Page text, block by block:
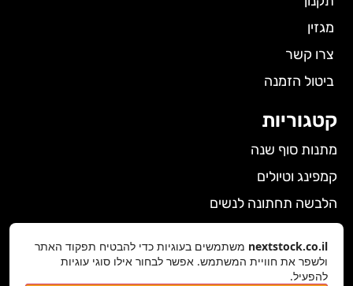
מגזין
צרו קשר
ביטול הזמנה
קטגוריות
מתנות סוף שנה
קמפינג וטיולים
הלבשה תחתונה לנשים
פרטי התקשרות
nextstock.co.il משתמשים בעוגיות כדי להבטיח תפקוד האתר
ולשפר את חוויית המשתמש. אפשר לבחור אילו סוגי עוגיות
להפעיל.